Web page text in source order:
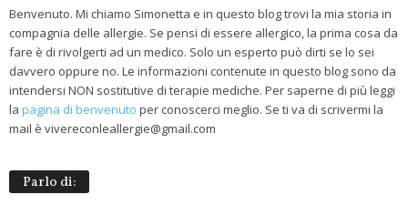
Benvenuto. Mi chiamo Simonetta e in questo blog trovi la mia storia in
compagnia delle allergie. Se pensi di essere allergico, la prima cosa da
fare è di rivolgerti ad un medico. Solo un esperto può dirti se lo sei
davvero oppure no. Le informazioni contenute in questo blog sono da
intendersi NON sostitutive di terapie mediche. Per saperne di più leggi
la pagina di benvenuto per conoscerci meglio. Se ti va di scrivermi la
mail è vivereconleallergie@gmail.com
Parlo di: